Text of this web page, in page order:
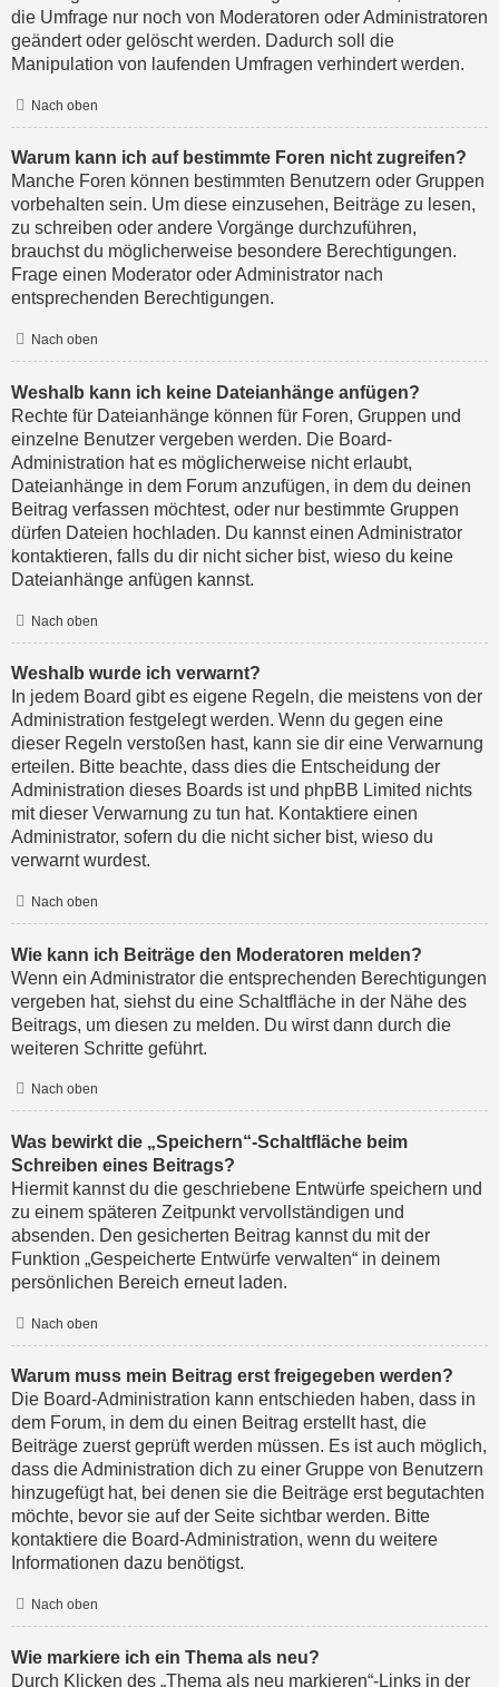
die Umfrage nur noch von Moderatoren oder Administratoren
geändert oder gelöscht werden. Dadurch soll die
Manipulation von laufenden Umfragen verhindert werden.
Nach oben
Warum kann ich auf bestimmte Foren nicht zugreifen?
Manche Foren können bestimmten Benutzern oder Gruppen
vorbehalten sein. Um diese einzusehen, Beiträge zu lesen,
zu schreiben oder andere Vorgänge durchzuführen,
brauchst du möglicherweise besondere Berechtigungen.
Frage einen Moderator oder Administrator nach
entsprechenden Berechtigungen.
Nach oben
Weshalb kann ich keine Dateianhänge anfügen?
Rechte für Dateianhänge können für Foren, Gruppen und
einzelne Benutzer vergeben werden. Die Board-
Administration hat es möglicherweise nicht erlaubt,
Dateianhänge in dem Forum anzufügen, in dem du deinen
Beitrag verfassen möchtest, oder nur bestimmte Gruppen
dürfen Dateien hochladen. Du kannst einen Administrator
kontaktieren, falls du dir nicht sicher bist, wieso du keine
Dateianhänge anfügen kannst.
Nach oben
Weshalb wurde ich verwarnt?
In jedem Board gibt es eigene Regeln, die meistens von der
Administration festgelegt werden. Wenn du gegen eine
dieser Regeln verstoßen hast, kann sie dir eine Verwarnung
erteilen. Bitte beachte, dass dies die Entscheidung der
Administration dieses Boards ist und phpBB Limited nichts
mit dieser Verwarnung zu tun hat. Kontaktiere einen
Administrator, sofern du die nicht sicher bist, wieso du
verwarnt wurdest.
Nach oben
Wie kann ich Beiträge den Moderatoren melden?
Wenn ein Administrator die entsprechenden Berechtigungen
vergeben hat, siehst du eine Schaltfläche in der Nähe des
Beitrags, um diesen zu melden. Du wirst dann durch die
weiteren Schritte geführt.
Nach oben
Was bewirkt die „Speichern“-Schaltfläche beim
Schreiben eines Beitrags?
Hiermit kannst du die geschriebene Entwürfe speichern und
zu einem späteren Zeitpunkt vervollständigen und
absenden. Den gesicherten Beitrag kannst du mit der
Funktion „Gespeicherte Entwürfe verwalten“ in deinem
persönlichen Bereich erneut laden.
Nach oben
Warum muss mein Beitrag erst freigegeben werden?
Die Board-Administration kann entschieden haben, dass in
dem Forum, in dem du einen Beitrag erstellt hast, die
Beiträge zuerst geprüft werden müssen. Es ist auch möglich,
dass die Administration dich zu einer Gruppe von Benutzern
hinzugefügt hat, bei denen sie die Beiträge erst begutachten
möchte, bevor sie auf der Seite sichtbar werden. Bitte
kontaktiere die Board-Administration, wenn du weitere
Informationen dazu benötigst.
Nach oben
Wie markiere ich ein Thema als neu?
Durch Klicken des „Thema als neu markieren“-Links in der